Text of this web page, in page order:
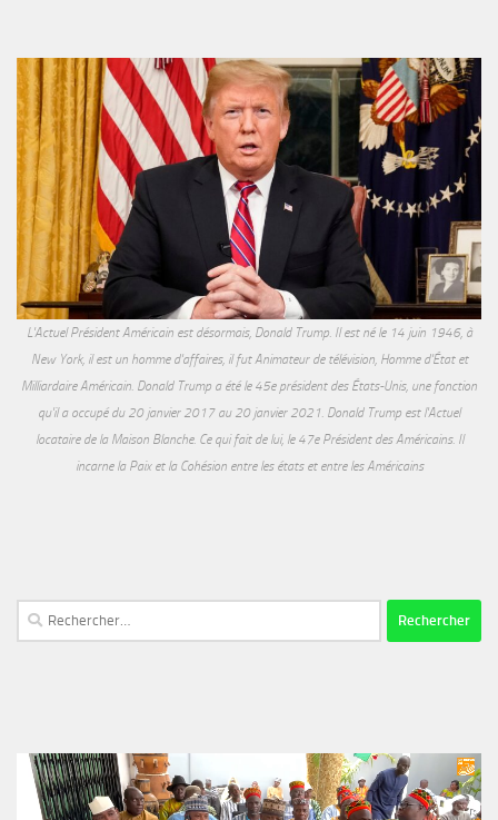
L'Actuel Président Américain est désormais, Donald Trump. Il est né le 14 juin 1946, à
New York, il est un homme d'affaires, il fut Animateur de télévision, Homme d'État et
Milliardaire Américain. Donald Trump a été le 45e président des États-Unis, une fonction
qu'il a occupé du 20 janvier 2017 au 20 janvier 2021. Donald Trump est l'Actuel
locataire de la Maison Blanche. Ce qui fait de lui, le 47e Président des Américains. Il
incarne la Paix et la Cohésion entre les états et entre les Américains
Rechercher :